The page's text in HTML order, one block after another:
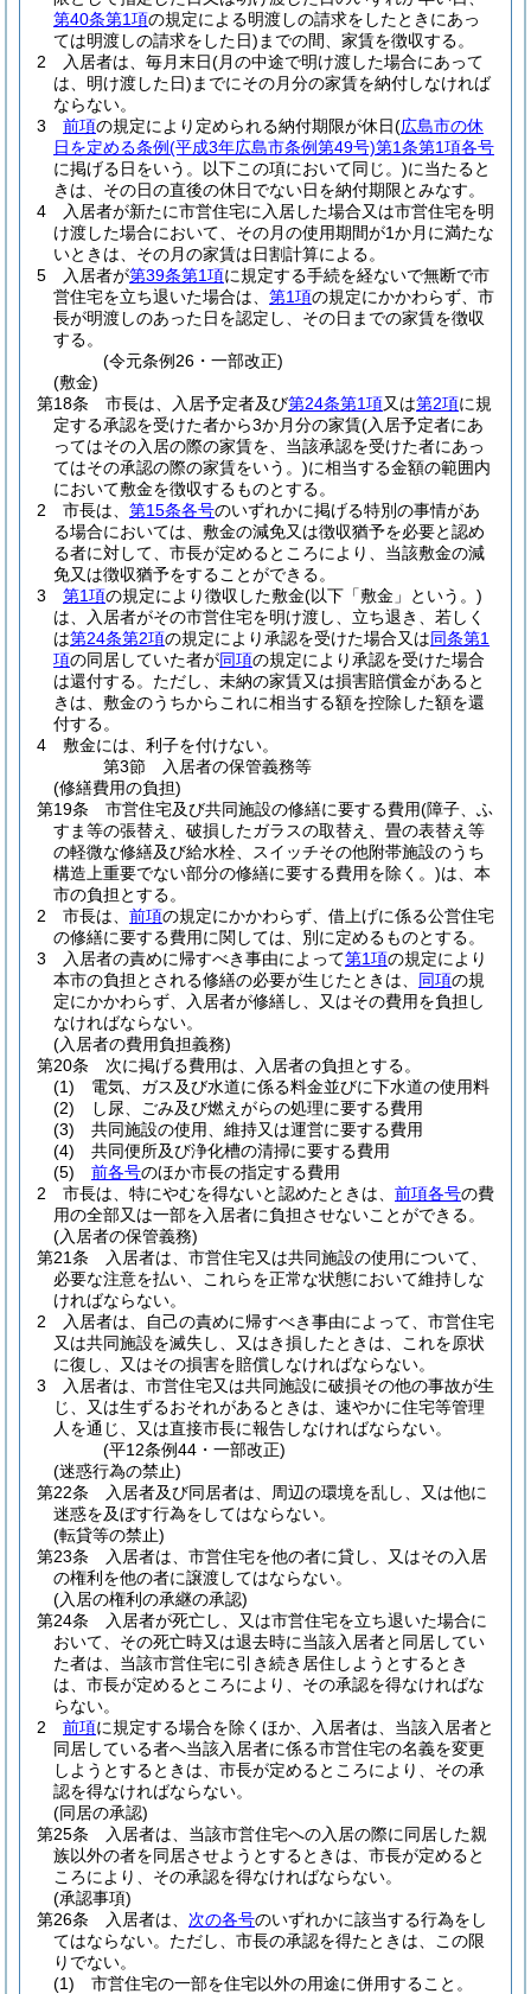
第40条第1項の規定による明渡しの請求をしたときにあっ
ては明渡しの請求をした日) までの間、家賃を徴収する。
2
入居者は、毎月末日(月の中途で明け渡した場合にあって
は、明け渡した日) までにその月分の家賃を納付しなければ
ならない。
3
前項の規定により定められる納付期限が休日(広島市の休
日を定める条例(平成3年広島市条例第49号)第1条第1項各号
に掲げる日をいう。以下この項において同じ。)に当たると
きは、その日の直後の休日でない日を納付期限とみなす。
4
入居者が新たに市営住宅に入居した場合又は市営住宅を明
け渡した場合において、その月の使用期間が1か月に満たな
いときは、その月の家賃は日割計算による。
5
入居者が第39条第1項に規定する手続を経ないで無断で市
営住宅を立ち退いた場合は、 第1項の規定にかかわらず、市
長が明渡しのあった日を認定し、その日までの家賃を徴収
する。
(令元条例26・一部改正)
(敷金)
第18条
市長は、入居予定者及び第24条第1項又は第2項に規
定する承認を受けた者から3か月分の家賃(入居予定者にあ
ってはその入居の際の家賃を、当該承認を受けた者にあっ
てはその承認の際の家賃をいう。)に相当する金額の範囲内
において敷金を徴収するものとする。
2
市長は、 第15条各号のいずれかに掲げる特別の事情があ
る場合においては、敷金の減免又は徴収猶予を必要と認め
る者に対して、市長が定めるところにより、当該敷金の減
免又は徴収猶予をすることができる。
3
第1項の規定により徴収した敷金(以下「敷金」という。)
は、入居者がその市営住宅を明け渡し、立ち退き、若しく
は第24条第2項の規定により承認を受けた場合又は同条第1
項の同居していた者が同項の規定により承認を受けた場合
は還付する。 ただし、未納の家賃又は損害賠償金があると
きは、敷金のうちからこれに相当する額を控除した額を還
付する。
4
敷金には、利子を付けない。
第3節
入居者の保管義務等
(修繕費用の負担)
第19条
市営住宅及び共同施設の修繕に要する費用(障子、ふ
すま等の張替え、破損したガラスの取替え、畳の表替え等
の軽微な修繕及び給水栓、スイッチその他附帯施設のうち
構造上重要でない部分の修繕に要する費用を除く。)は、本
市の負担とする。
2
市長は、 前項の規定にかかわらず、借上げに係る公営住宅
の修繕に要する費用に関しては、別に定めるものとする。
3
入居者の責めに帰すべき事由によって第1項の規定により
本市の負担とされる修繕の必要が生じたときは、 同項の規
定にかかわらず、入居者が修繕し、又はその費用を負担し
なければならない。
(入居者の費用負担義務)
第20条
次に掲げる費用は、入居者の負担とする。
(1)
電気、ガス及び水道に係る料金並びに下水道の使用料
(2)
し尿、ごみ及び燃えがらの処理に要する費用
(3)
共同施設の使用、維持又は運営に要する費用
(4)
共同便所及び浄化槽の清掃に要する費用
(5)
前各号のほか市長の指定する費用
2
市長は、特にやむを得ないと認めたときは、 前項各号の費
用の全部又は一部を入居者に負担させないことができる。
(入居者の保管義務)
第21条
入居者は、市営住宅又は共同施設の使用について、
必要な注意を払い、これらを正常な状態において維持しな
ければならない。
2
入居者は、自己の責めに帰すべき事由によって、市営住宅
又は共同施設を滅失し、又はき損したときは、これを原状
に復し、又はその損害を賠償しなければならない。
3
入居者は、市営住宅又は共同施設に破損その他の事故が生
じ、又は生ずるおそれがあるときは、速やかに住宅等管理
人を通じ、又は直接市長に報告しなければならない。
(平12条例44・一部改正)
(迷惑行為の禁止)
第22条
入居者及び同居者は、周辺の環境を乱し、又は他に
迷惑を及ぼす行為をしてはならない。
(転貸等の禁止)
第23条
入居者は、市営住宅を他の者に貸し、又はその入居
の権利を他の者に譲渡してはならない。
(入居の権利の承継の承認)
第24条
入居者が死亡し、又は市営住宅を立ち退いた場合に
おいて、その死亡時又は退去時に当該入居者と同居してい
た者は、当該市営住宅に引き続き居住しようとするとき
は、市長が定めるところにより、その承認を得なければな
らない。
2
前項に規定する場合を除くほか、入居者は、当該入居者と
同居している者へ当該入居者に係る市営住宅の名義を変更
しようとするときは、市長が定めるところにより、その承
認を得なければならない。
(同居の承認)
第25条
入居者は、当該市営住宅への入居の際に同居した親
族以外の者を同居させようとするときは、市長が定めると
ころにより、その承認を得なければならない。
(承認事項)
第26条
入居者は、 次の各号のいずれかに該当する行為をし
てはならない。 ただし、市長の承認を得たときは、この限
りでない。
(1)
市営住宅の一部を住宅以外の用途に併用すること。